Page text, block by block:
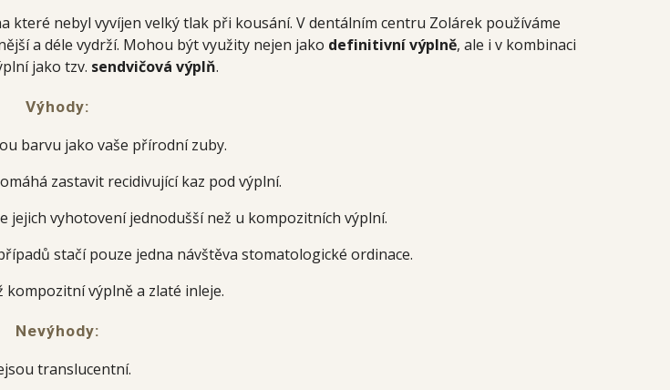
které nebyl vyvíjen velký tlak při kousání. V dentálním centru Zolárek používáme
a déle vydrží. Mohou být využity nejen jako definitivní výplně, ale i v kombinaci
jako tzv. sendvičová výplň.
Výhody:
barvu jako vaše přírodní zuby.
zastavit recidivující kaz pod výplní.
jejich vyhotovení jednodušší než u kompozitních výplní.
stačí pouze jedna návštěva stomatologické ordinace.
kompozitní výplně a zlaté inleje.
Nevýhody:
translucentní.